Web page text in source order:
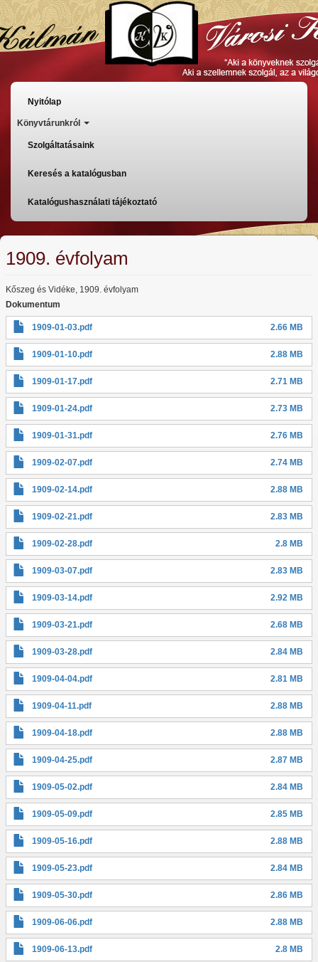
Ugrás
a
tartalomra
Főmenü
Nyitólap
Könyvtárunkról
Szolgáltatásaink
Keresés a katalógusban
Katalógushasználati tájékoztató
1909. évfolyam
Kőszeg és Vidéke, 1909. évfolyam
Dokumentum
1909-01-03.pdf 2.66 MB
1909-01-10.pdf 2.88 MB
1909-01-17.pdf 2.71 MB
1909-01-24.pdf 2.73 MB
1909-01-31.pdf 2.76 MB
1909-02-07.pdf 2.74 MB
1909-02-14.pdf 2.88 MB
1909-02-21.pdf 2.83 MB
1909-02-28.pdf 2.8 MB
1909-03-07.pdf 2.83 MB
1909-03-14.pdf 2.92 MB
1909-03-21.pdf 2.68 MB
1909-03-28.pdf 2.84 MB
1909-04-04.pdf 2.81 MB
1909-04-11.pdf 2.88 MB
1909-04-18.pdf 2.88 MB
1909-04-25.pdf 2.87 MB
1909-05-02.pdf 2.84 MB
1909-05-09.pdf 2.85 MB
1909-05-16.pdf 2.88 MB
1909-05-23.pdf 2.84 MB
1909-05-30.pdf 2.86 MB
1909-06-06.pdf 2.88 MB
1909-06-13.pdf 2.8 MB